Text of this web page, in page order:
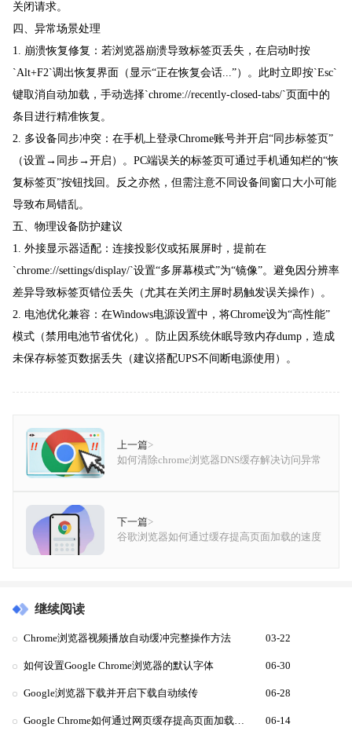
关闭请求。
四、异常场景处理
1. 崩溃恢复修复：若浏览器崩溃导致标签页丢失，在启动时按
`Alt+F2`调出恢复界面（显示“正在恢复会话...”）。此时立即按`Esc`
键取消自动加载，手动选择`chrome://recently-closed-tabs/`页面中的
条目进行精准恢复。
2. 多设备同步冲突：在手机上登录Chrome账号并开启“同步标签页”
（设置→同步→开启）。PC端误关的标签页可通过手机通知栏的“恢
复标签页”按钮找回。反之亦然，但需注意不同设备间窗口大小可能
导致布局错乱。
五、物理设备防护建议
1. 外接显示器适配：连接投影仪或拓展屏时，提前在
`chrome://settings/display/`设置“多屏幕模式”为“镜像”。避免因分辨率
差异导致标签页错位丢失（尤其在关闭主屏时易触发误关操作）。
2. 电池优化兼容：在Windows电源设置中，将Chrome设为“高性能”
模式（禁用电池节省优化）。防止因系统休眠导致内存dump，造成
未保存标签页数据丢失（建议搭配UPS不间断电源使用）。
上一篇>
如何清除chrome浏览器DNS缓存解决访问异常
下一篇>
谷歌浏览器如何通过缓存提高页面加载的速度
继续阅读
Chrome浏览器视频播放自动缓冲完整操作方法 03-22
如何设置Google Chrome浏览器的默认字体 06-30
Google浏览器下载并开启下载自动续传 06-28
Google Chrome如何通过网页缓存提高页面加载速度 06-14